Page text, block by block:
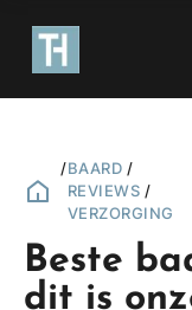
/BAARD /
REVIEWS /
VERZORGING
Beste
dit is